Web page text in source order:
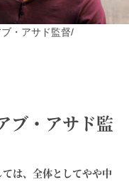
・アサド監督/
ブ・アサド監
は、全体としてやや中